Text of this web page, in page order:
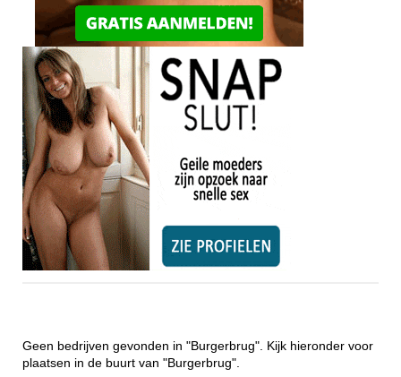
Geen bedrijven gevonden in "Burgerbrug". Kijk hieronder voor
plaatsen in de buurt van "Burgerbrug".